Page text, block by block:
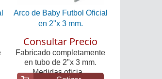
Arco de Baby Futbol Oficial
en 2"x 3 mm.
Consultar Precio
Fabricado completamente
en tubo de 2"x 3 mm.
Medidas oficia...